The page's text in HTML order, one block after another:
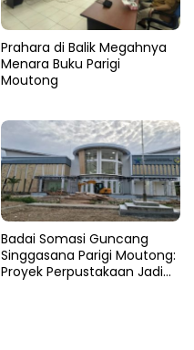
Prahara di Balik Megahnya
Menara Buku Parigi
Moutong
Badai Somasi Guncang
Singgasana Parigi Moutong:
Proyek Perpustakaan Jadi